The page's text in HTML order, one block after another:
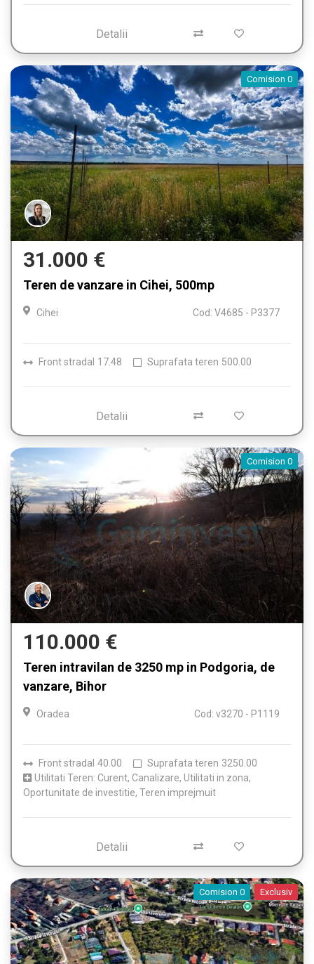
Detalii
Comision 0
31.000 €
Teren de vanzare in Cihei, 500mp
Cihei Cod: V4685 - P3377
Front stradal 17.48 Suprafata teren 500.00
Detalii
Comision 0
110.000 €
Teren intravilan de 3250 mp in Podgoria, de
vanzare, Bihor
Oradea Cod: v3270 - P1119
Front stradal 40.00 Suprafata teren 3250.00
Utilitati Teren: Curent, Canalizare, Utilitati in zona,
Oportunitate de investitie, Teren imprejmuit
Detalii
Comision 0 Exclusiv